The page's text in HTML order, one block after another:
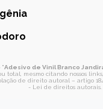
"Adesivo de Vinil Branco
total, mesmo citando nossos
de direito autoral – artigo
- Lei de direitos autorais